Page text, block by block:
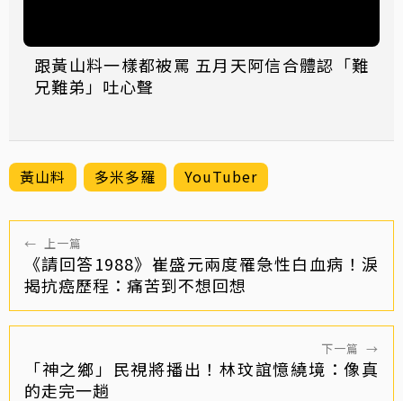
跟黃山料一樣都被罵 五月天阿信合體認「難
兄難弟」吐心聲
黃山料 多米多羅 YouTuber
← 上一篇
《請回答1988》崔盛元兩度罹急性白血病！淚
揭抗癌歷程：痛苦到不想回想
下一篇 →
「神之鄉」民視將播出！林玟誼憶繞境：像真
的走完一趟